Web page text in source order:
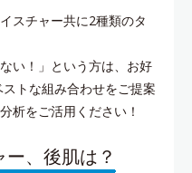
スチャー共に2種類のタ
い！」という方は、お好
ストな組み合わせをご提案
析をご活用ください！
、後肌は？